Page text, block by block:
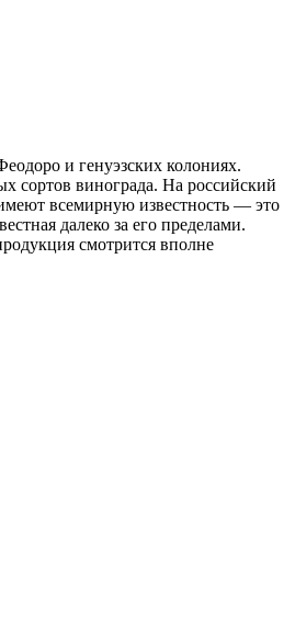
и генуэзских колониях.
сортов винограда. На российский
всемирную известность — это
далеко за его пределами.
смотрится вполне